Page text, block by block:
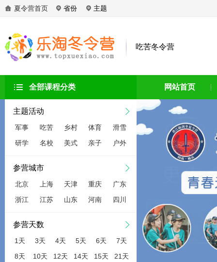
夏令营首页 省份 主题
吃苦冬令营
全部课程分类 网站首页
主题活动
军事 吃苦 乡村 体育
滑雪
研学
名校 美式 亲子 户外
参营城市
北京 上海 天津 重庆
广东
浙江
江苏 山东 河南 四川
参营天数
1天 3天 4天 5天 6天
7天
8天
10天 12天 14天 15天 21天